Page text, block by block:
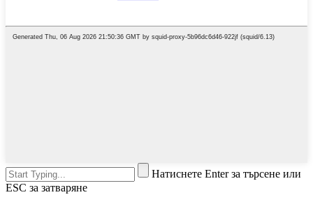
Натиснете Enter за търсене или
ESC за затваряне